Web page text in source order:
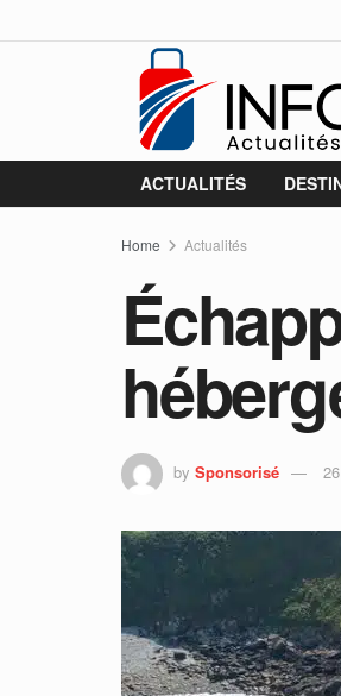
ACTUALITÉS
Home Actualités
by Sponsorisé